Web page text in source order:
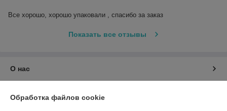
Все хорошо, хорошо упаковали , спасибо за заказ
Показать все отзывы
О нас
Обработка файлов cookie